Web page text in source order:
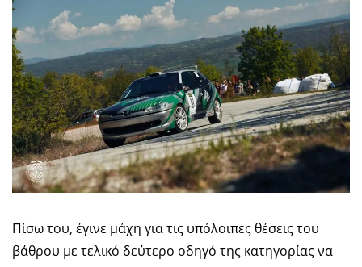
Πίσω του, έγινε μάχη για τις υπόλοιπες θέσεις του
βάθρου με τελικό δεύτερο οδηγό της κατηγορίας να